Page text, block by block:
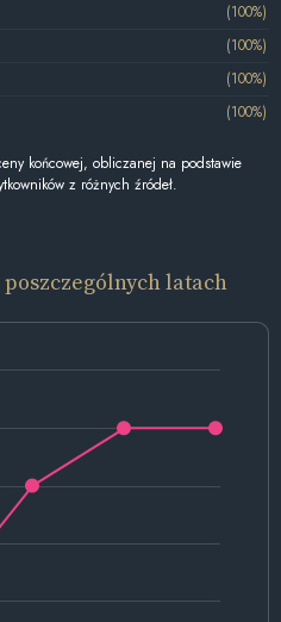
(100%)
(100%)
(100%)
(100%)
końcowej, obliczanej na podstawie
z różnych źródeł.
poszczególnych latach